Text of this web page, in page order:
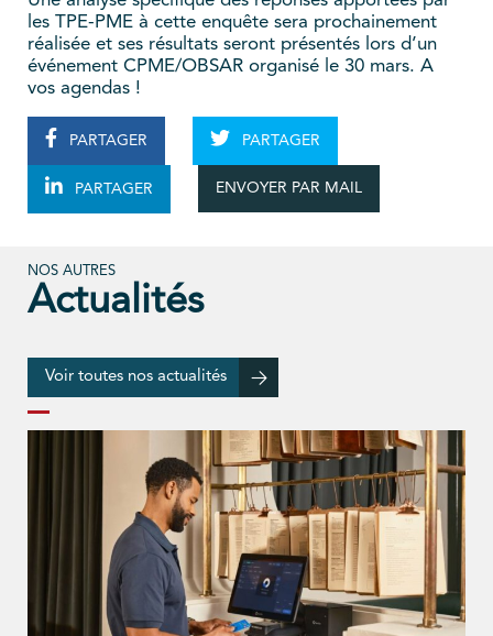
les TPE-PME à cette enquête sera prochainement
réalisée et ses résultats seront présentés lors d’un
événement CPME/OBSAR organisé le 30 mars. A
vos agendas !
PARTAGER PARTAGER
PARTAGER ENVOYER PAR MAIL
NOS AUTRES
Actualités
Voir toutes nos actualités